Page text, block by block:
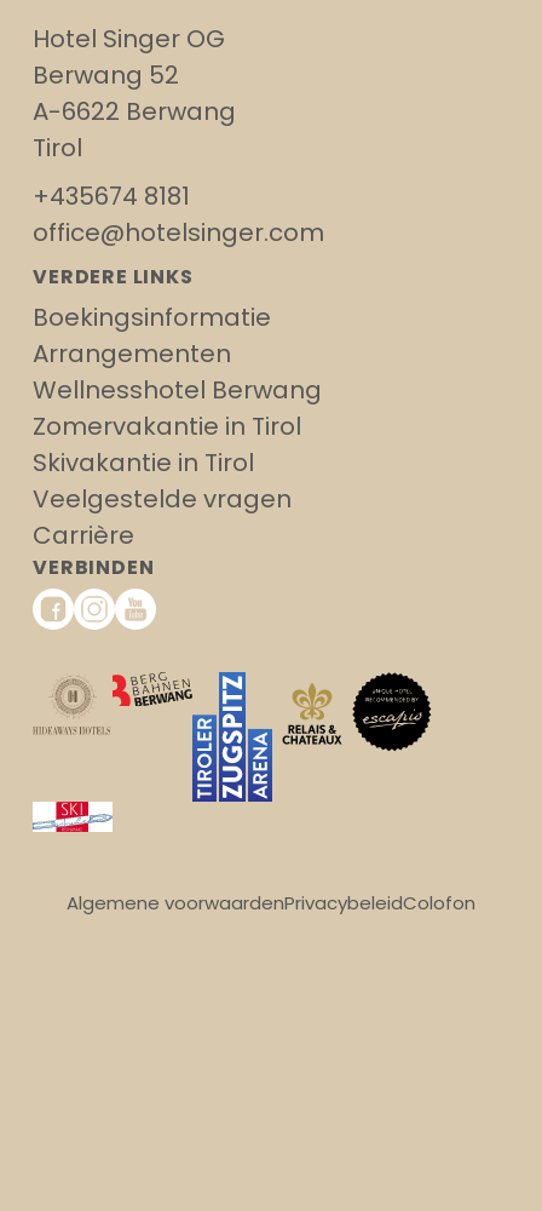
Hotel Singer OG
Berwang 52
A-6622 Berwang
Tirol
+435674 8181
office@hotelsinger.com
VERDERE LINKS
Boekingsinformatie
Arrangementen
Wellnesshotel Berwang
Zomervakantie in Tirol
Skivakantie in Tirol
Veelgestelde vragen
Carrière
VERBINDEN
Algemene voorwaardenPrivacybeleidColofon